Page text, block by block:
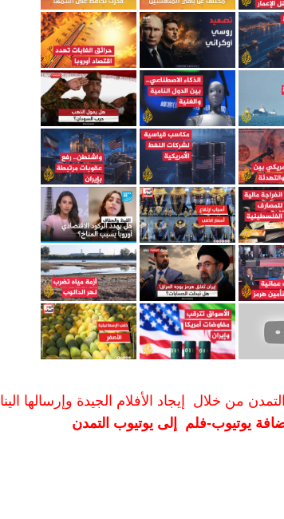
من خلال إيجاد الأفلام الجيدة وإرسالها الينا
يوتيوب-فلم إلى يوتيوب التمدن